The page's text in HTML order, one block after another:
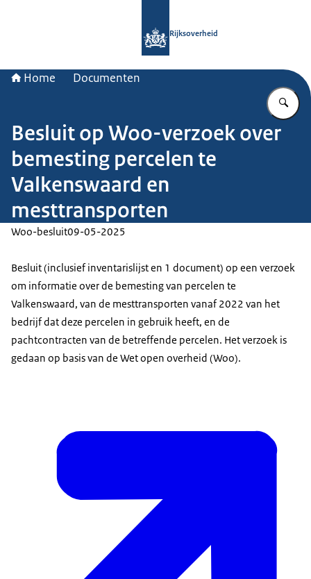
Rijksoverheid
Home Documenten
Besluit op Woo-verzoek over
bemesting percelen te
Valkenswaard en
mesttransporten
Woo-besluit09-05-2025
Besluit (inclusief inventarislijst en 1 document) op een verzoek
om informatie over de bemesting van percelen te
Valkenswaard, van de mesttransporten vanaf 2022 van het
bedrijf dat deze percelen in gebruik heeft, en de
pachtcontracten van de betreffende percelen. Het verzoek is
gedaan op basis van de Wet open overheid (Woo).